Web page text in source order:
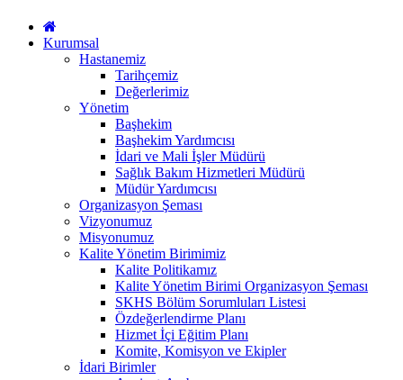
Kurumsal
Hastanemiz
Tarihçemiz
Değerlerimiz
Yönetim
Başhekim
Başhekim Yardımcısı
İdari ve Mali İşler Müdürü
Sağlık Bakım Hizmetleri Müdürü
Müdür Yardımcısı
Organizasyon Şeması
Vizyonumuz
Misyonumuz
Kalite Yönetim Birimimiz
Kalite Politikamız
Kalite Yönetim Birimi Organizasyon Şeması
SKHS Bölüm Sorumluları Listesi
Özdeğerlendirme Planı
Hizmet İçi Eğitim Planı
Komite, Komisyon ve Ekipler
İdari Birimler